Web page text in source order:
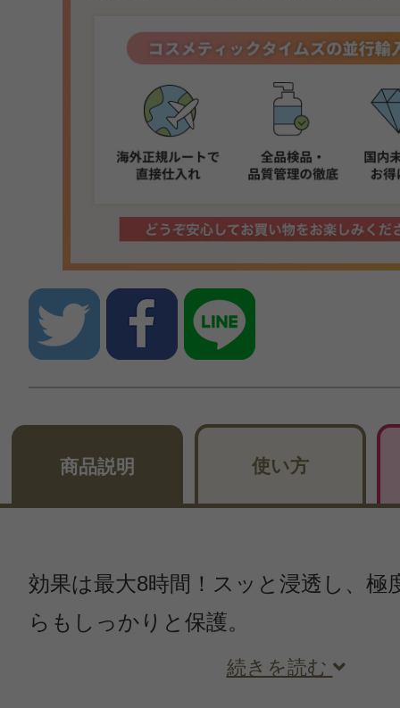
商品説明 使い方
効果は最大8時間！スッと浸透し、極
らもしっかりと保護。
続きを読む